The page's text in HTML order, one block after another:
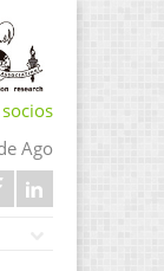
Ago